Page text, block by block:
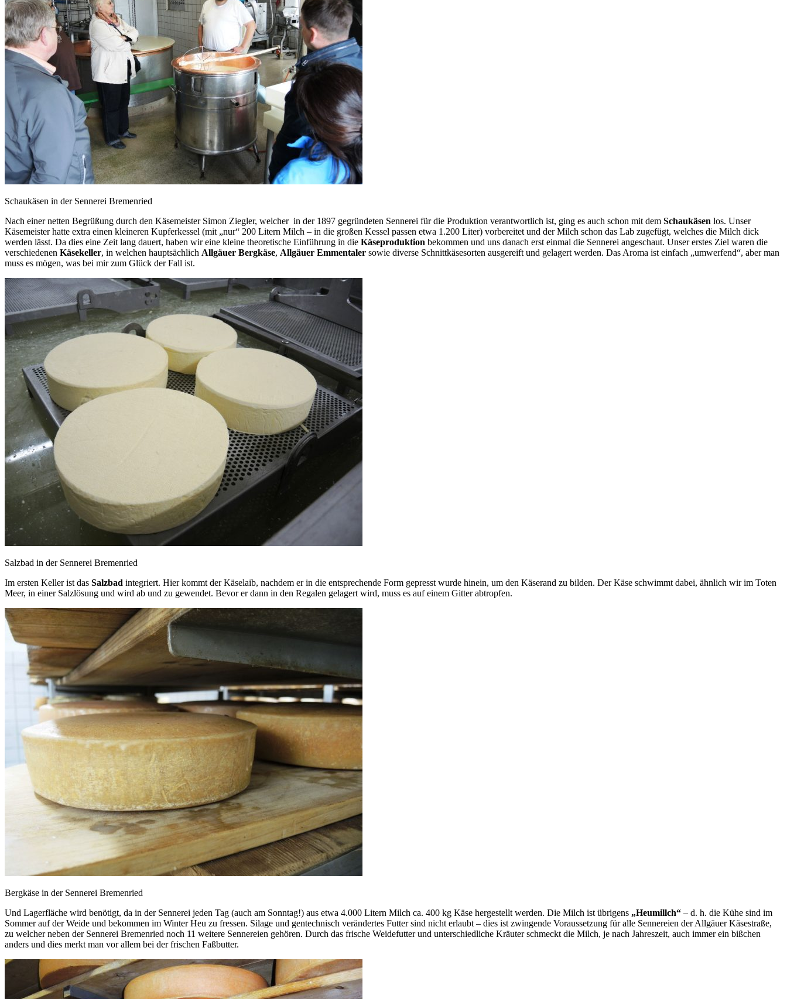
Schaukäsen in der Sennerei Bremenried
Nach einer netten Begrüßung durch den Käsemeister Simon Ziegler, welcher in der 1897 gegründeten Sennerei für die Produktion verantwortlich ist, ging es auch schon mit dem Schaukäsen los. Unser
Käsemeister hatte extra einen kleineren Kupferkessel (mit „nur“ 200 Litern Milch – in die großen Kessel passen etwa 1.200 Liter) vorbereitet und der Milch schon das Lab zugefügt, welches die Milch dick
werden lässt. Da dies eine Zeit lang dauert, haben wir eine kleine theoretische Einführung in die Käseproduktion bekommen und uns danach erst einmal die Sennerei angeschaut. Unser erstes Ziel waren die
verschiedenen Käsekeller, in welchen hauptsächlich Allgäuer Bergkäse, Allgäuer Emmentaler sowie diverse Schnittkäsesorten ausgereift und gelagert werden. Das Aroma ist einfach „umwerfend“, aber man
muss es mögen, was bei mir zum Glück der Fall ist.
Salzbad in der Sennerei Bremenried
Im ersten Keller ist das Salzbad integriert. Hier kommt der Käselaib, nachdem er in die entsprechende Form gepresst wurde hinein, um den Käserand zu bilden. Der Käse schwimmt dabei, ähnlich wir im Toten
Meer, in einer Salzlösung und wird ab und zu gewendet. Bevor er dann in den Regalen gelagert wird, muss es auf einem Gitter abtropfen.
Bergkäse in der Sennerei Bremenried
Und Lagerfläche wird benötigt, da in der Sennerei jeden Tag (auch am Sonntag!) aus etwa 4.000 Litern Milch ca. 400 kg Käse hergestellt werden. Die Milch ist übrigens „Heumillch“ – d. h. die Kühe sind im
Sommer auf der Weide und bekommen im Winter Heu zu fressen. Silage und gentechnisch verändertes Futter sind nicht erlaubt – dies ist zwingende Voraussetzung für alle Sennereien der Allgäuer Käsestraße,
zu welcher neben der Sennerei Bremenried noch 11 weitere Sennereien gehören. Durch das frische Weidefutter und unterschiedliche Kräuter schmeckt die Milch, je nach Jahreszeit, auch immer ein bißchen
anders und dies merkt man vor allem bei der frischen Faßbutter.